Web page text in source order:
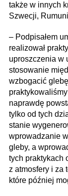
także w innych
Szwecji,
– Podpisałem
realizował
uproszczenia w
stosowanie
wzbogacić
naprawdę
tylko od tych
stanie
wprowadzanie
gleby, a
tych praktykach
z atmosfery i za
które później